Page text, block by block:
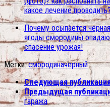
какое лечение
Почему осыпается
ягоды смородины
спасение урожая!
Метки: смородиначерный
Следующая
Предыдущая
гаража